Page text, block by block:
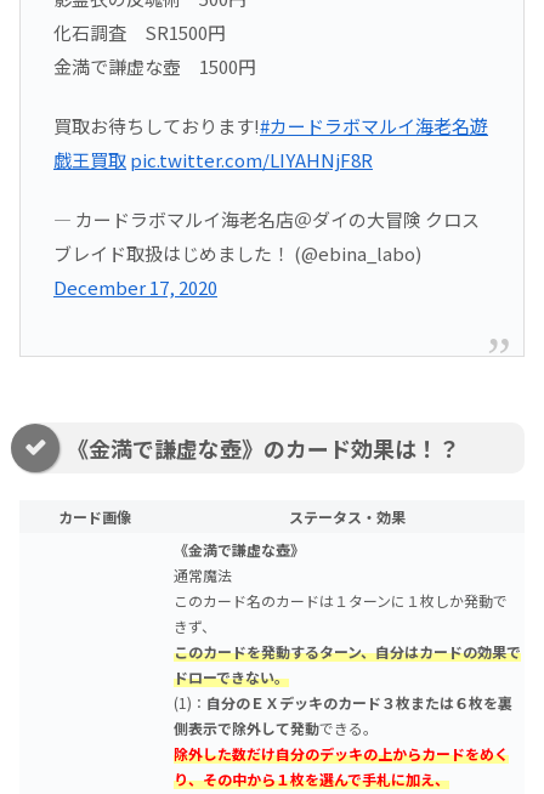
化石調査 SR1500円
金満で謙虚な壺 1500円
買取お待ちしております!#カードラボマルイ海老名遊
戯王買取pic.twitter.com/LIYAHNjF8R
— カードラボマルイ海老名店＠ダイの大冒険 クロス
ブレイド取扱はじめました！ (@ebina_labo)
December 17, 2020
《金満で謙虚な壺》のカード効果は！？
カード画像
ステータス・効果
《金満で謙虚な壺》
通常魔法
このカード名のカードは１ターンに１枚しか発動で
きず、
このカードを発動するターン、自分はカードの効果で
ドローできない。
(1)： 自分のＥＸデッキのカード３枚または６枚を裏
側表示で除外して発動できる。
除外した数だけ自分のデッキの上からカードをめく
り、その中から１枚を選んで手札に加え、